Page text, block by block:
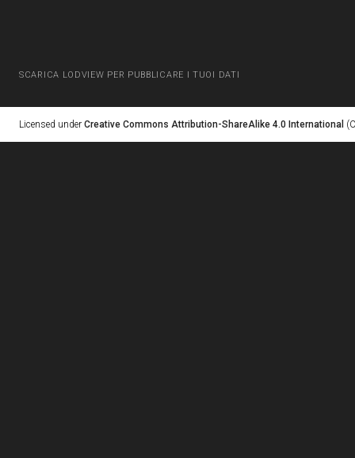
SCARICA LODVIEW PER PUBBLICARE I TUOI DATI
Licensed under Creative Commons Attribution-ShareAlike 4.0 International